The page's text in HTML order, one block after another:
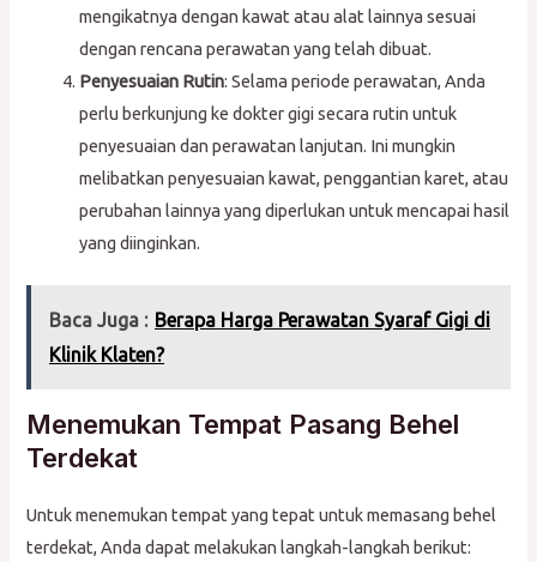
mengikatnya dengan kawat atau alat lainnya sesuai
dengan rencana perawatan yang telah dibuat.
Penyesuaian Rutin: Selama periode perawatan, Anda
perlu berkunjung ke dokter gigi secara rutin untuk
penyesuaian dan perawatan lanjutan. Ini mungkin
melibatkan penyesuaian kawat, penggantian karet, atau
perubahan lainnya yang diperlukan untuk mencapai hasil
yang diinginkan.
Baca Juga : Berapa Harga Perawatan Syaraf Gigi di
Klinik Klaten?
Menemukan Tempat Pasang Behel
Terdekat
Untuk menemukan tempat yang tepat untuk memasang behel
terdekat, Anda dapat melakukan langkah-langkah berikut: